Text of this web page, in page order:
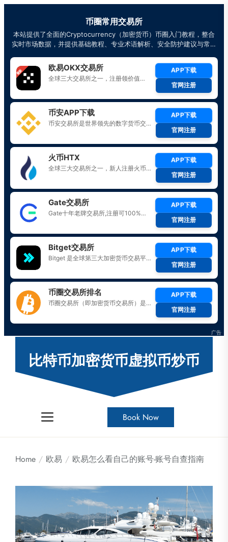
比特币加密货币虚拟币炒币
Book Now
Home 欧易 欧易怎么看自己的账号-账号自查指南